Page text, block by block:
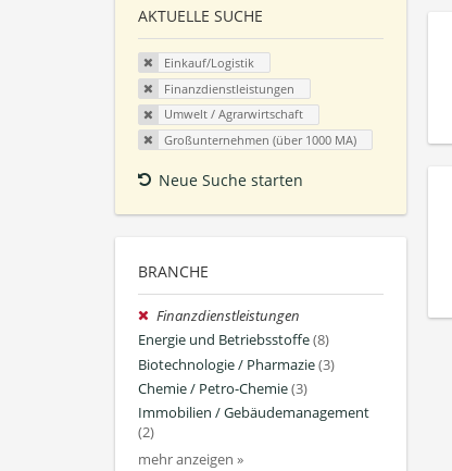
AKTUELLE SUCHE
Einkauf/Logistik
Finanzdienstleistungen
Umwelt / Agrarwirtschaft
Großunternehmen (über 1000 MA)
Neue Suche starten
BRANCHE
Finanzdienstleistungen
Energie und Betriebsstoffe(8)
Biotechnologie / Pharmazie(3)
Chemie / Petro-Chemie(3)
Immobilien / Gebäudemanagement
(2)
mehr anzeigen »